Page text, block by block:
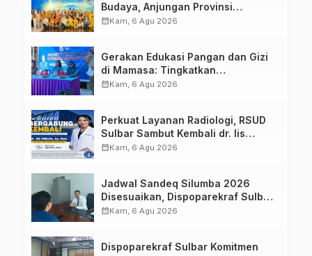
Budaya, Anjungan Provinsi
Sulawesi Barat Perkuat Kolaborasi
calendar_monthKam, 6 Agu 2026
Gerakan Edukasi Pangan dan Gizi
di Mamasa: Tingkatkan
Pengetahuan dan Keterampilan
calendar_monthKam, 6 Agu 2026
Perkuat Layanan Radiologi, RSUD
Sulbar Sambut Kembali dr. Iis
Imelda, Sp.Rad
calendar_monthKam, 6 Agu 2026
Jadwal Sandeq Silumba 2026
Disesuaikan, Dispoparekraf Sulbar
Pastikan Persiapan Tetap
calendar_monthKam, 6 Agu 2026
Dispoparekraf Sulbar Komitmen